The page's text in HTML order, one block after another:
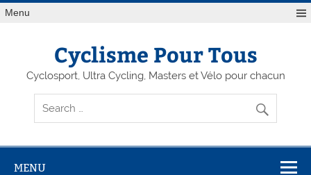
Menu
Cyclisme Pour Tous
Cyclosport, Ultra Cycling, Masters et Vélo pour chacun
MENU